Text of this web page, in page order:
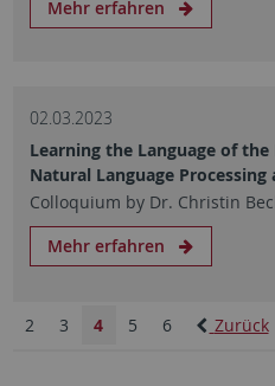
Mehr erfahren
02.03.2023
Learning the Language of
Natural Language
Colloquium by Dr. Christin
Mehr erfahren
Zurück
2 3 4 5 6